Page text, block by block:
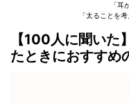
「耳
「太ることを
【100人に聞いた
たときにおすすめ